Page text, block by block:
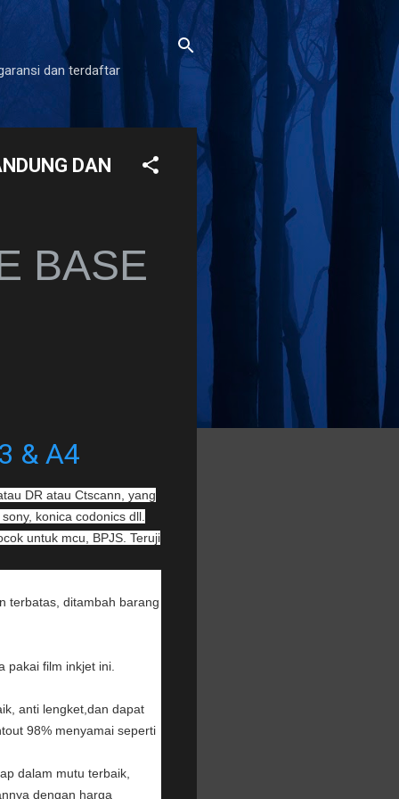
dan terdaftar
DAN
BASE
& A4
DR atau Ctscann, yang
konica codonics dll.
untuk mcu, BPJS. Teruji
terbatas, ditambah barang
pakai film inkjet ini.
anti lengket,dan dapat
98% menyamai seperti
dalam mutu terbaik,
dengan harga